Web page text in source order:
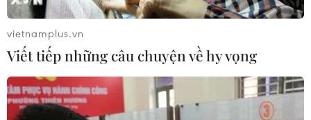
vietnamplus.vn
Viết tiếp những câu chuyện về hy vọng